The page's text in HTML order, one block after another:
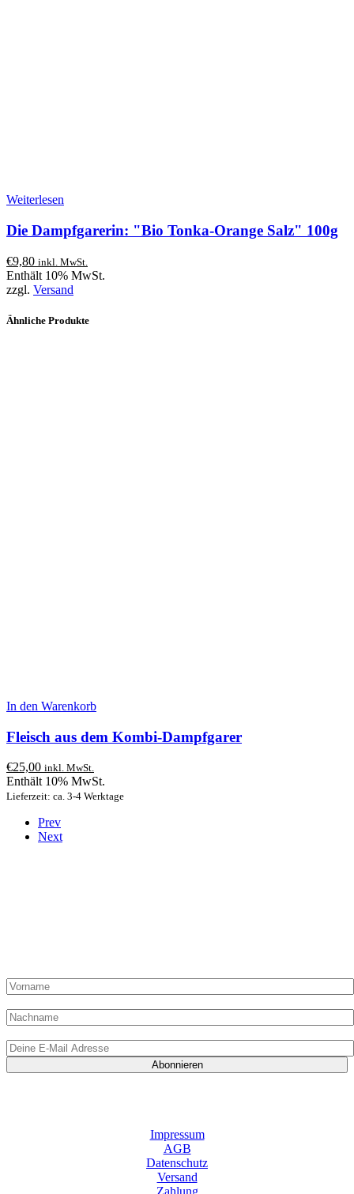
Weiterlesen
Die Dampfgarerin: "Bio Tonka-Orange Salz" 100g
€9,80 inkl. MwSt.
Enthält 10% MwSt.
zzgl. Versand
Ähnliche Produkte
In den Warenkorb
Fleisch aus dem Kombi-Dampfgarer
€25,00 inkl. MwSt.
Enthält 10% MwSt.
Lieferzeit: ca. 3-4 Werktage
Prev
Next
Impressum
AGB
Datenschutz
Versand
Zahlung